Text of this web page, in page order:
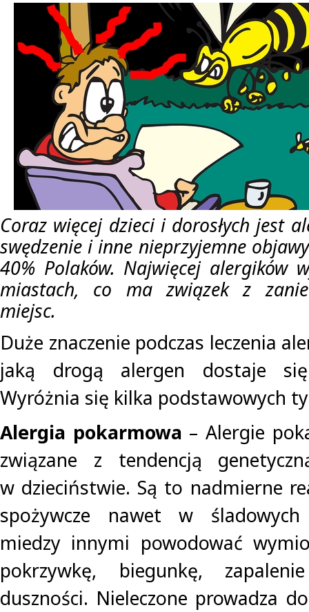
Coraz więcej dzieci i dorosłych jest
swędzenie i inne nieprzyjemne
40% Polaków. Najwięcej alergików
miastach, co ma związek z
miejsc.
Duże znaczenie podczas leczenia
jaką drogą alergen dostaje
Wyróżnia się kilka podstawowych
Alergia pokarmowa – Alergie
związane z tendencją
w dzieciństwie. Są to nadmierne
spożywcze nawet w
miedzy innymi powodować
pokrzywkę, biegunkę,
duszności. Nieleczone prowadza